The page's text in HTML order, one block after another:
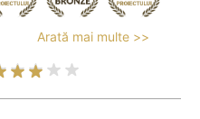
Arată mai multe >>